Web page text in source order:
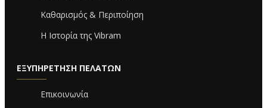
Καθαρισμός & Περιποίηση
Η Ιστορία της Vibram
ΕΞΥΠΗΡΈΤΗΣΗ ΠΕΛΑΤΏΝ
Επικοινωνία